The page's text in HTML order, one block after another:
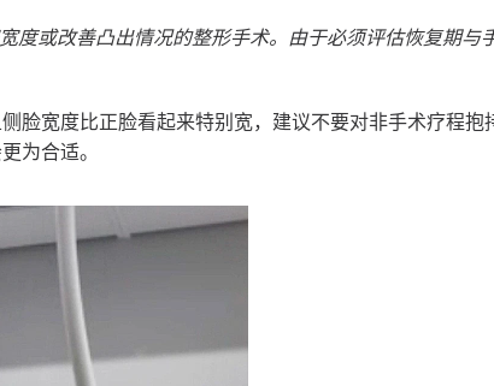
度或改善凸出情况的整形手术。由于必须评估恢复期与
脸宽度比正脸看起来特别宽，建议不要对非手术疗程
为合适。